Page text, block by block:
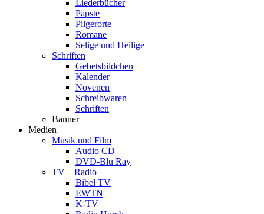
Liederbücher
Päpste
Pilgerorte
Romane
Selige und Heilige
Schriften
Gebetsbildchen
Kalender
Novenen
Schreibwaren
Schriften
Banner
Medien
Musik und Film
Audio CD
DVD-Blu Ray
TV – Radio
Bibel TV
EWTN
K-TV